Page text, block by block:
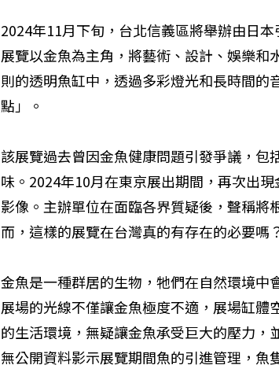
2024年11月下旬，台北信義區將舉辦由日
展覽以金魚為主角，將藝術、設計、娛樂
則的透明魚缸中，透過多彩燈光和長時間
點」。
該展覽過去曾因金魚健康問題引發爭議，
味。2024年10月在東京展出期間，再次出
影像。主辦單位在面臨各界質疑後，聲稱
而，這樣的展覽在台灣真的有存在的必要嗎
金魚是一種群居的生物，牠們在自然環境中
展場的光線不僅讓金魚極度不適，展場缸
的生活環境，無疑讓金魚承受巨大的壓力
無公開資料影示展覽期間魚的引進管理，魚